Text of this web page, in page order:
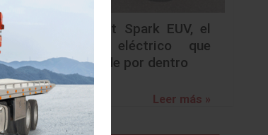
Chevrolet Spark EUV, el
urbano eléctrico que
sorprende por dentro
Leer más »